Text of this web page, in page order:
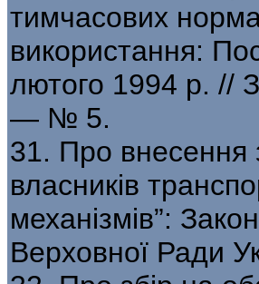
тимчасових
використання:
лютого 1994 р. //
— № 5.
31. Про внесення
власників
механізмів”:
Верховної Ради